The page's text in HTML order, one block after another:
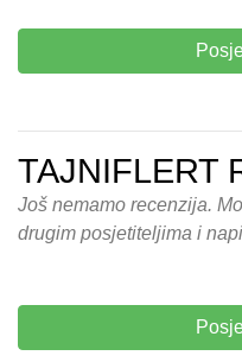
TAJNIFLERT
Još nemamo recenzija.
drugim posjetiteljima i